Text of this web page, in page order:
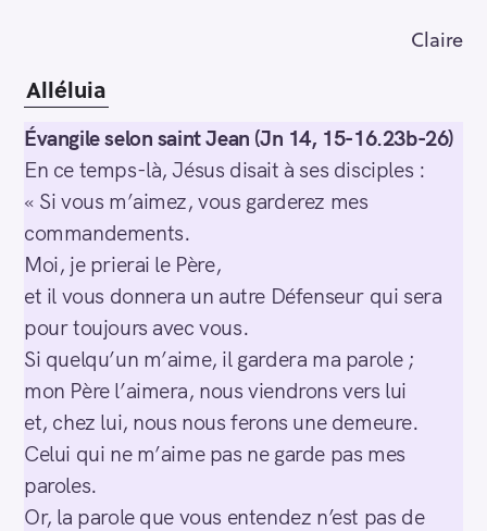
Claire
Alléluia
Évangile selon saint Jean (Jn 14, 15-16.23b-26)
En ce temps-là, Jésus disait à ses disciples :
« Si vous m’aimez, vous garderez mes
commandements.
Moi, je prierai le Père,
et il vous donnera un autre Défenseur qui sera
pour toujours avec vous.
Si quelqu’un m’aime, il gardera ma parole ;
mon Père l’aimera, nous viendrons vers lui
et, chez lui, nous nous ferons une demeure.
Celui qui ne m’aime pas ne garde pas mes
paroles.
Or, la parole que vous entendez n’est pas de